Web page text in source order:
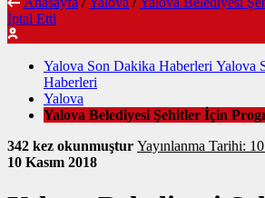
İptal Etti
Yalova Son Dakika Haberleri Yalova
Haberleri
Yalova
Yalova Belediyesi Şehitler İçin
342 kez okunmuştur
Yayınlanma
10 Kasım 2018